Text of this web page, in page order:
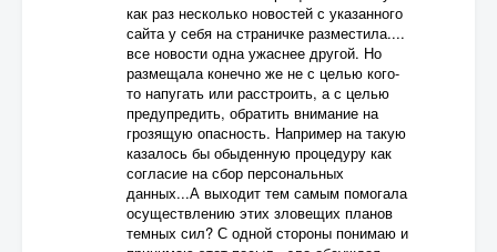
как раз несколько новостей с указанного
сайта у себя на страничке разместила....
все новости одна ужаснее другой. Но
размещала конечно же не с целью кого-
то напугать или расстроить, а с целью
предупредить, обратить внимание на
грозящую опасность. Например на такую
казалось бы обыденную процедуру как
согласие на сбор персональных
данных...А выходит тем самым помогала
осуществлению этих зловещих планов
темных сил? С одной стороны понимаю и